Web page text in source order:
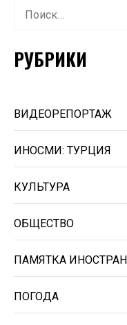
Найти:
РУБРИКИ
ВИДЕОРЕПОРТАЖ
ИНОСМИ: ТУРЦИЯ
КУЛЬТУРА
ОБЩЕСТВО
ПАМЯТКА
ПОГОДА